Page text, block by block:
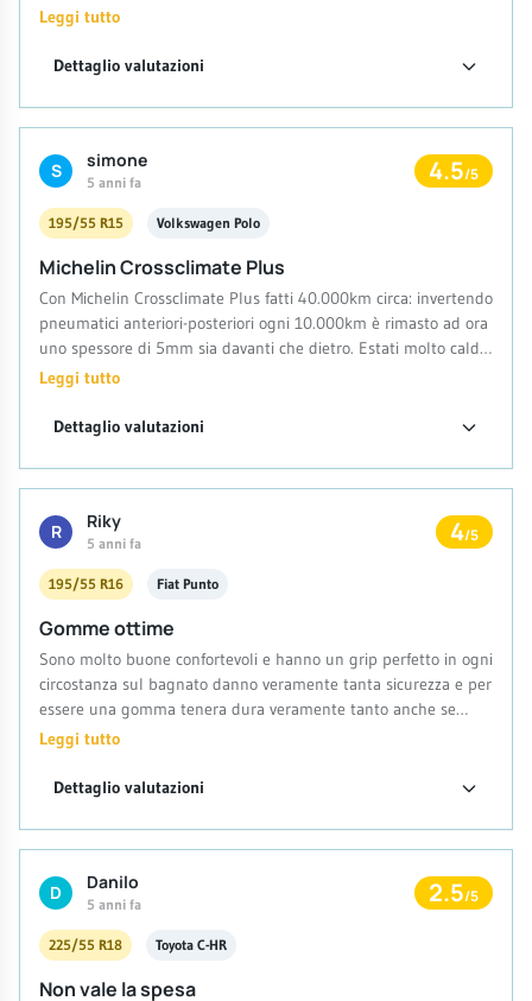
mai più una Michelin.
Leggi tutto
Dettaglio valutazioni
S simone
5 anni fa 4.5/5
195/55 R15 Volkswagen Polo
Michelin Crossclimate Plus
Con Michelin Crossclimate Plus fatti 40.000km circa: invertendo
pneumatici anteriori-posteriori ogni 10.000km è rimasto ad ora
uno spessore di 5mm sia davanti che dietro. Estati molto calde
e inverni miti (pochissime nevi e quasi mai sotto 0 gradi).
Leggi tutto
Dettaglio valutazioni
R Riky
5 anni fa 4/5
195/55 R16 Fiat Punto
Gomme ottime
Sono molto buone confortevoli e hanno un grip perfetto in ogni
circostanza sul bagnato danno veramente tanta sicurezza e per
essere una gomma tenera dura veramente tanto anche se
stressata io le ho girate a 25 mila e penso ne farò altrettanto di
macchina anzi tra sgommate e curve veloci non mi faccio
Leggi tutto
Dettaglio valutazioni
D Danilo
5 anni fa 2.5/5
225/55 R18 Toyota C-HR
Non vale la spesa